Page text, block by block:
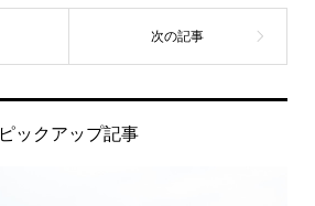
ピックアップ記事